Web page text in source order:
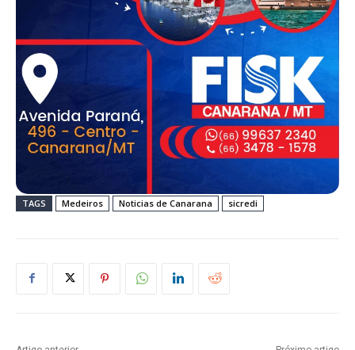
TAGS Medeiros Noticias de Canarana sicredi